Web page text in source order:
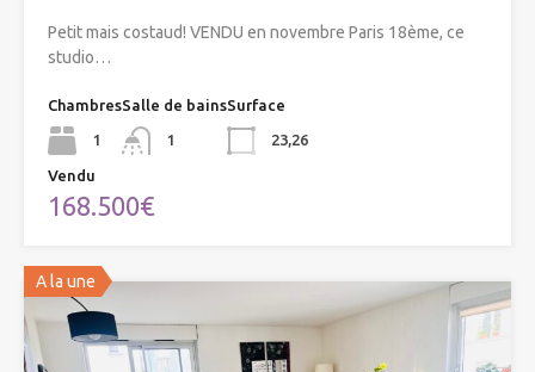
Petit mais costaud! VENDU en novembre Paris 18ème, ce
studio…
Chambres
1
Salle de bains
1
Surface
23,26
Vendu
168.500€
A la une